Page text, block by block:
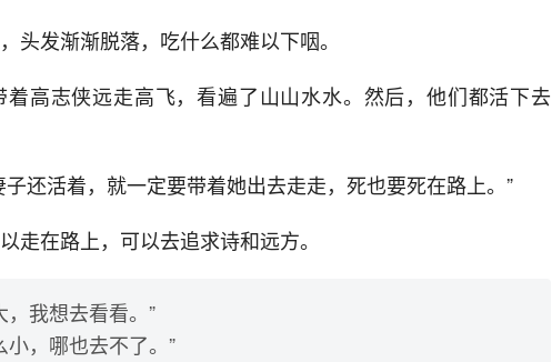
头发渐渐脱落，吃什么都难以下咽。
高志侠远走高飞，看遍了山山水水。然后，他们都活下去
还活着，就一定要带着她出去走走，死也要死在路上。”
走在路上，可以去追求诗和远方。
，我想去看看。”
，哪也去不了。”